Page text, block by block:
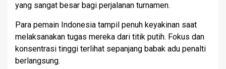
yang sangat besar bagi perjalanan turnamen.
Para pemain Indonesia tampil penuh keyakinan saat
melaksanakan tugas mereka dari titik putih. Fokus dan
konsentrasi tinggi terlihat sepanjang babak adu penalti
berlangsung.